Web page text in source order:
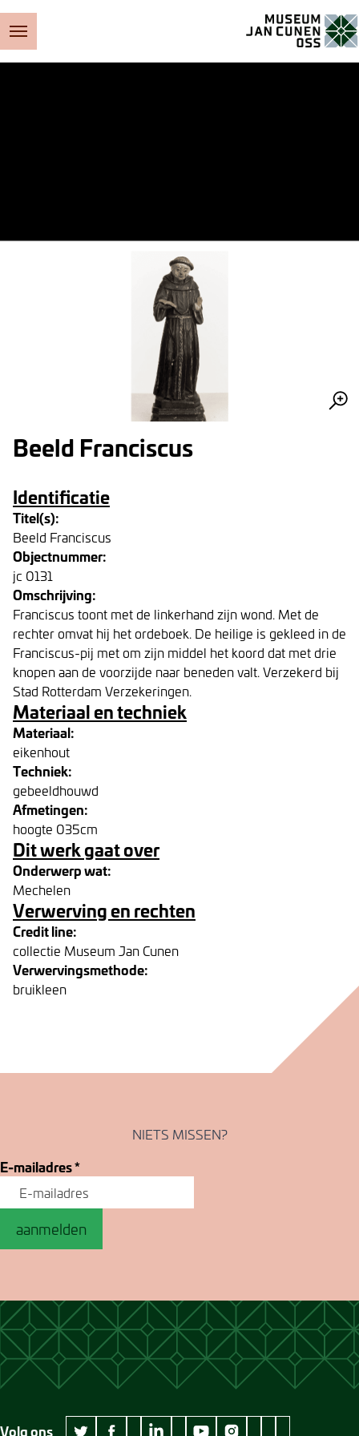
Beeld Franciscus
Identificatie
Titel(s):
Beeld Franciscus
Objectnummer:
jc 0131
Omschrijving:
Franciscus toont met de linkerhand zijn wond. Met de
rechter omvat hij het ordeboek. De heilige is gekleed in de
Franciscus-pij met om zijn middel het koord dat met drie
knopen aan de voorzijde naar beneden valt. Verzekerd bij
Stad Rotterdam Verzekeringen.
Materiaal en techniek
Materiaal:
eikenhout
Techniek:
gebeeldhouwd
Afmetingen:
hoogte 035cm
Dit werk gaat over
Onderwerp wat:
Mechelen
Verwerving en rechten
Credit line:
collectie Museum Jan Cunen
Verwervingsmethode:
bruikleen
NIETS MISSEN?
E-mailadres*
aanmelden
Volg ons wikipedia Museum Jan Cunen
googleplus Museum Jan Cunen